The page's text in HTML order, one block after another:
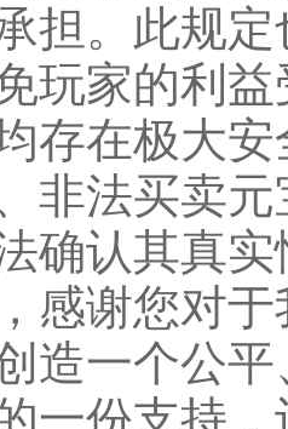
担。此规
玩家的利
存在极大
非法买卖
确认其真
感谢您对
造一个公